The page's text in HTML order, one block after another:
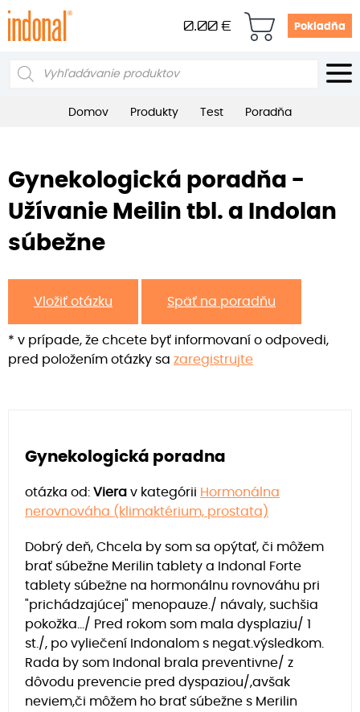
0.00 € Pokladňa
Products
Domov Produkty Test Poradňa
Gynekologická poradňa -
Užívanie Meilin tbl. a Indolan
súbežne
Vložiť otázku Späť na poradňu
* v prípade, že chcete byť informovaní o odpovedi,
pred položením otázky sa zaregistrujte
Gynekologická poradna
otázka od: Viera v kategórii Hormonálna
nerovnováha (klimaktérium, prostata)
Dobrý deň, Chcela by som sa opýtať, či môžem
brať súbežne Merilin tablety a Indonal Forte
tablety súbežne na hormonálnu rovnováhu pri
"prichádzajúcej" menopauze./ návaly, suchšia
pokožka.../ Pred rokom som mala dysplaziu/ 1
st./, po vyliečení Indonalom s negat.výsledkom.
Rada by som Indonal brala preventivne/ z
dôvodu prevencie pred dyspaziou/,avšak
neviem,či môžem ho brať súbežne s Merilin